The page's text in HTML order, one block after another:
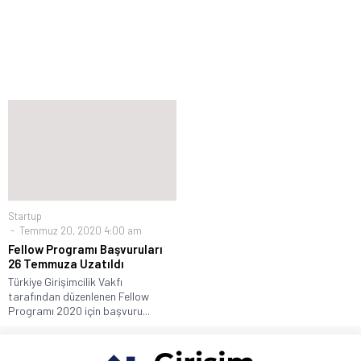
Startup
Temmuz 20, 2020 4:00 am
Fellow Programı Başvuruları
26 Temmuza Uzatıldı
Türkiye Girişimcilik Vakfı
tarafından düzenlenen Fellow
Programı 2020 için başvuru...